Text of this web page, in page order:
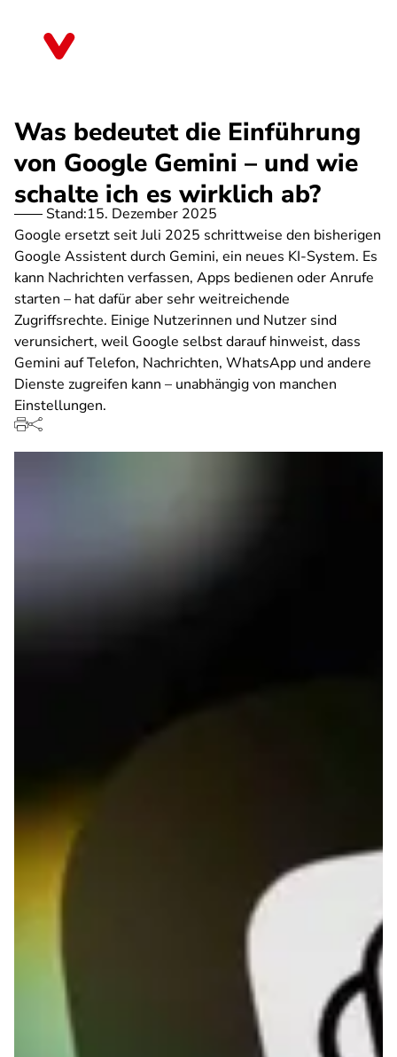
Was bedeutet die Einführung
von Google Gemini – und wie
schalte ich es wirklich ab?
Stand:15. Dezember 2025
Google ersetzt seit Juli 2025 schrittweise den bisherigen
Google Assistent durch Gemini, ein neues KI-System. Es
kann Nachrichten verfassen, Apps bedienen oder Anrufe
starten – hat dafür aber sehr weitreichende
Zugriffsrechte. Einige Nutzerinnen und Nutzer sind
verunsichert, weil Google selbst darauf hinweist, dass
Gemini auf Telefon, Nachrichten, WhatsApp und andere
Dienste zugreifen kann – unabhängig von manchen
Einstellungen.